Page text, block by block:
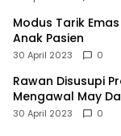
Modus Tarik
Anak Pasien
30 April 2023 0
Rawan Disusupi
Mengawal May
30 April 2023 0